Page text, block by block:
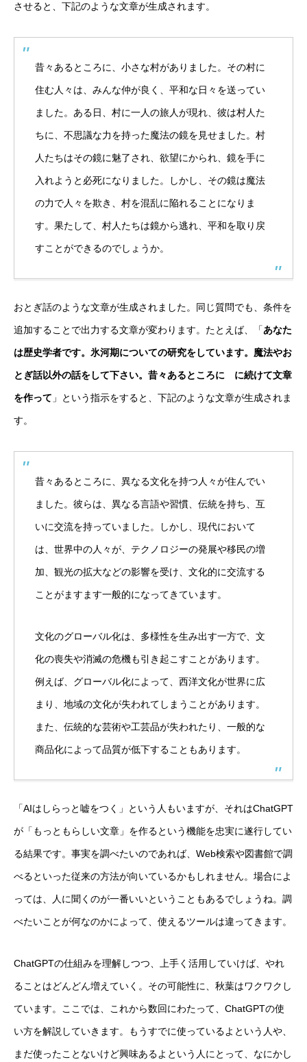
させると、下記のような文章が生成されます。
昔々あるところに、小さな村がありました。その村に
住む人々は、みんな仲が良く、平和な日々を送ってい
ました。ある日、村に一人の旅人が現れ、彼は村人た
ちに、不思議な力を持った魔法の鏡を見せました。村
人たちはその鏡に魅了され、欲望にかられ、鏡を手に
入れようと必死になりました。しかし、その鏡は魔法
の力で人々を欺き、村を混乱に陥れることになりま
す。果たして、村人たちは鏡から逃れ、平和を取り戻
すことができるのでしょうか。
おとぎ話のような文章が生成されました。同じ質問でも、条件を
追加することで出力する文章が変わります。たとえば、「あなた
は歴史学者です。氷河期についての研究をしています。魔法やお
とぎ話以外の話をして下さい。昔々あるところに に続けて文章
を作って 」という指示をすると、下記のような文章が生成されま
す。
昔々あるところに、異なる文化を持つ人々が住んでい
ました。彼らは、異なる言語や習慣、伝統を持ち、互
いに交流を持っていました。しかし、現代において
は、世界中の人々が、テクノロジーの発展や移民の増
加、観光の拡大などの影響を受け、文化的に交流する
ことがますます一般的になってきています。
文化のグローバル化は、多様性を生み出す一方で、文
化の喪失や消滅の危機も引き起こすことがあります。
例えば、グローバル化によって、西洋文化が世界に広
まり、地域の文化が失われてしまうことがあります。
また、伝統的な芸術や工芸品が失われたり、一般的な
商品化によって品質が低下することもあります。
「AIはしらっと嘘をつく」という人もいますが、それはChatGPT
が「もっともらしい文章」を作るという機能を忠実に遂行してい
る結果です。事実を調べたいのであれば、Web検索や図書館で調
べるといった従来の方法が向いているかもしれません。場合によ
っては、人に聞くのが一番いいということもあるでしょうね。調
べたいことが何なのかによって、使えるツールは違ってきます。
ChatGPTの仕組みを理解しつつ、上手く活用していけば、やれ
ることはどんどん増えていく。その可能性に、秋葉はワクワクし
ています。ここでは、これから数回にわたって、ChatGPTの使
い方を解説していきます。もうすでに使っているよという人や、
まだ使ったことないけど興味あるよという人にとって、なにかし